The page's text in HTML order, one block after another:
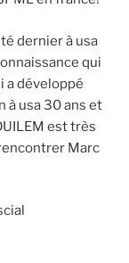
dernier à usa
qui
a développé
à usa 30 ans et
est très
Marc